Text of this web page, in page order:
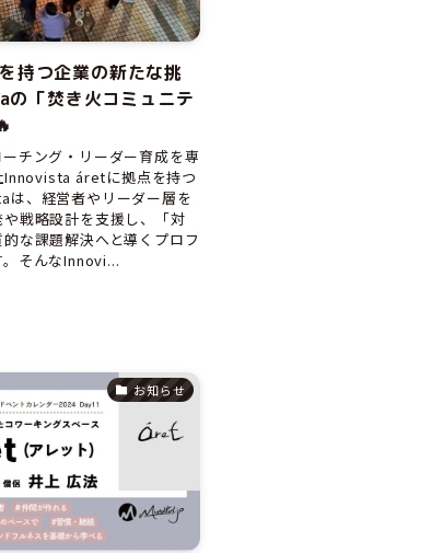
持つ企業の新たな挑
「焚き火コミュニテ
チング・リーダー育成を専
Innovista áretに拠点を持つ
は、経営者やリーダー層を
戦略設計を支援し、「対
な課題解決へと導くプロフ
。そんなInnovi...
お知らせ